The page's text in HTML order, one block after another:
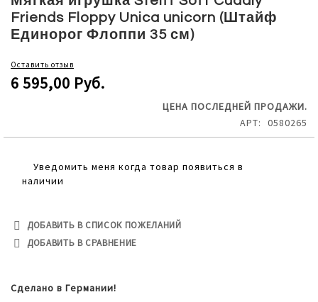
Friends Floppy Unica unicorn (Штайф
Единорог Флоппи 35 см)
Оставить отзыв
6 595,00 Руб.
ЦЕНА ПОСЛЕДНЕЙ ПРОДАЖИ.
АРТ
0580265
Уведомить меня когда товар появиться в
наличии
ДОБАВИТЬ В СПИСОК ПОЖЕЛАНИЙ
ДОБАВИТЬ В СРАВНЕНИЕ
Сделано в Германии!
the
beginning
of
images
gallery